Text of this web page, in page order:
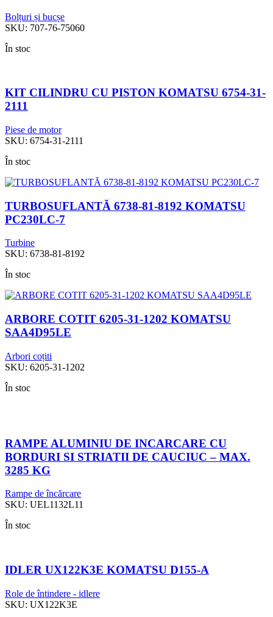
Bolțuri și bucșe
SKU: 707-76-75060
În stoc
KIT CILINDRU CU PISTON KOMATSU 6754-31-
2111
Piese de motor
SKU: 6754-31-2111
În stoc
TURBOSUFLANTĂ 6738-81-8192 KOMATSU
PC230LC-7
Turbine
SKU: 6738-81-8192
În stoc
ARBORE COTIT 6205-31-1202 KOMATSU
SAA4D95LE
Arbori coțiti
SKU: 6205-31-1202
În stoc
RAMPE ALUMINIU DE INCARCARE CU
BORDURI SI STRIATII DE CAUCIUC – MAX.
3285 KG
Rampe de încărcare
SKU: UEL1132L11
În stoc
IDLER UX122K3E KOMATSU D155-A
Role de întindere - idlere
SKU: UX122K3E